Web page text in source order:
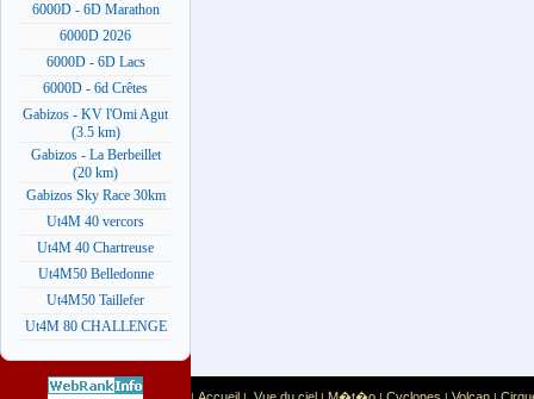
6000D - 6D Marathon
6000D 2026
6000D - 6D Lacs
6000D - 6d Crêtes
Gabizos - KV l'Omi Agut
(3.5 km)
Gabizos - La Berbeillet
(20 km)
Gabizos Sky Race 30km
Ut4M 40 vercors
Ut4M 40 Chartreuse
Ut4M50 Belledonne
Ut4M50 Taillefer
Ut4M 80 CHALLENGE